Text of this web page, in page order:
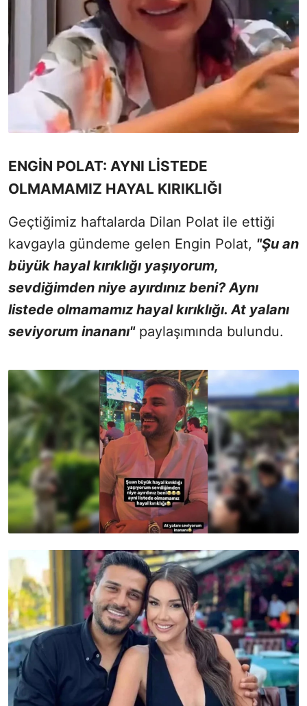
ENGİN POLAT: AYNI LİSTEDE
OLMAMAMIZ HAYAL KIRIKLIĞI
Geçtiğimiz haftalarda Dilan Polat ile ettiği
kavgayla gündeme gelen Engin Polat, "Şu an
büyük hayal kırıklığı yaşıyorum,
sevdiğimden niye ayırdınız beni? Aynı
listede olmamamız hayal kırıklığı. At yalanı
seviyorum inananı"paylaşımında bulundu.